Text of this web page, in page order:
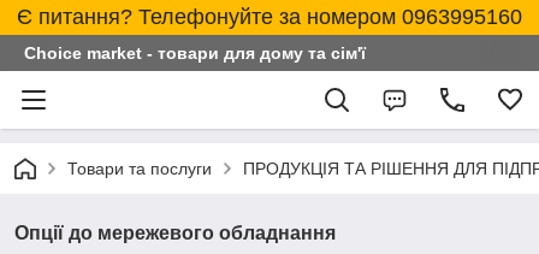
Є питання? Телефонуйте за номером 0963995160
Choice market - товари для дому та сім'ї
Товари та послуги ПРОДУКЦІЯ ТА РІШЕННЯ ДЛЯ
Опції до мережевого обладнання